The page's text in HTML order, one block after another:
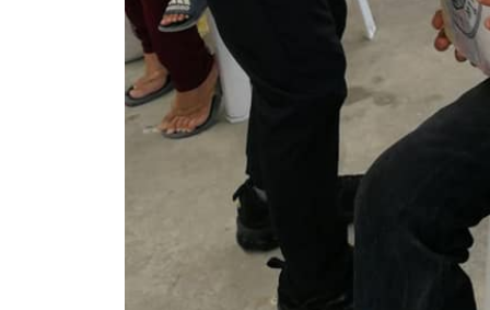
การเสริมสร้างคุณธรรมจริยธรรม
ITA : การประเมินคุณธรรมและความโปร่งใสในการ
การจัดการความรู้ (KM)
ข้อระเบียบและกฎหมาย
มาตรฐานการปฏิบัติงาน